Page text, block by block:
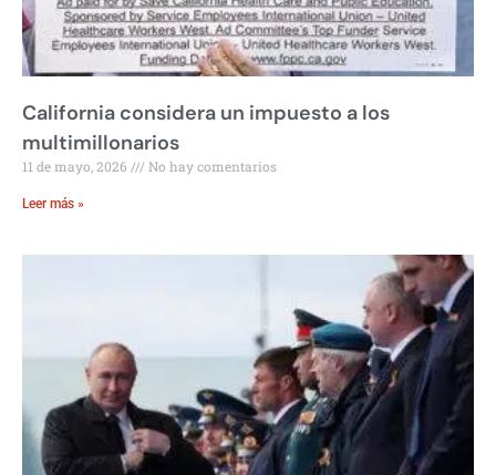
California considera un impuesto a los
multimillonarios
11 de mayo, 2026 No hay comentarios
Leer más »